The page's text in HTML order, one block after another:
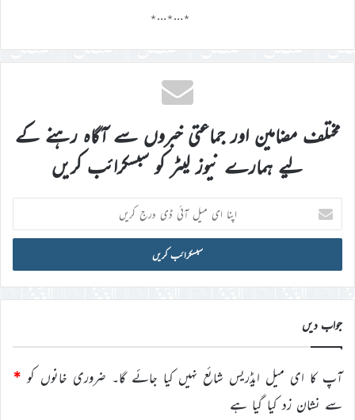
٭…٭…٭
مختلف مضامین اور جماعتی خبروں سے آگاہ رہنے کے
لیے ہمارے نیوز لیٹر کو سبسکرائب کریں
اپنا
ای
میل
ڈی
درج
کریں
جواب دیں
آپ کا ای میل ایڈریس شائع نہیں کیا جائے گا۔ ضروری خانوں کو *
سے نشان زد کیا گیا ہے